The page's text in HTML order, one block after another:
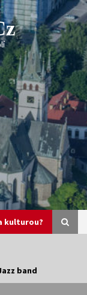
kulturou?
band